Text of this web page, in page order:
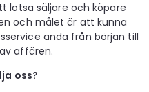
lotsa säljare och köpare
och målet är att kunna
ända från början till
affären.
oss?